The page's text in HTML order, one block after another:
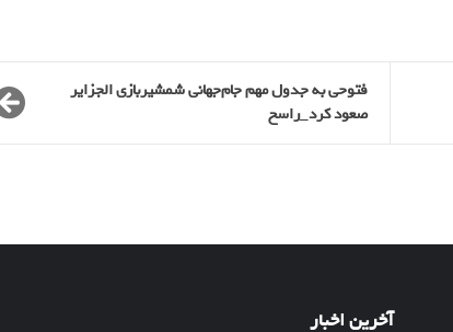
فتوحی به جدول مهم جام‌جهانی شمشیربازی الجزایر
صعود کرد_راسخ
آخرین اخبار